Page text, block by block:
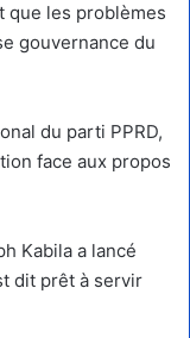
que les problèmes
gouvernance du
du parti PPRD,
face aux propos
Kabila a lancé
dit prêt à servir